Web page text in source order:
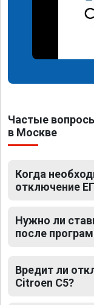
Частые
в Москве
Когда
отключение
Нужно ли
после
Вредит ли
Citroen C5?